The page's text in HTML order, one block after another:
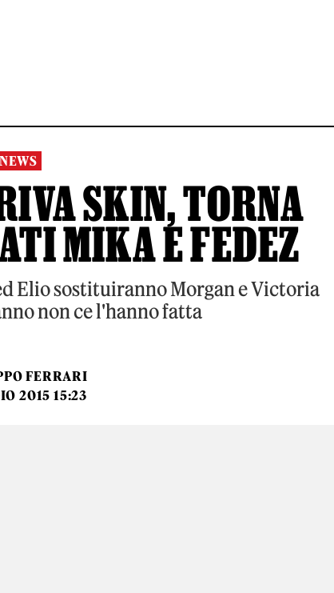
NEWS
SKIN, TORNA
MIKA E FEDEZ
Elio sostituiranno Morgan e Victoria
non ce l'hanno fatta
FERRARI
2015 15:23